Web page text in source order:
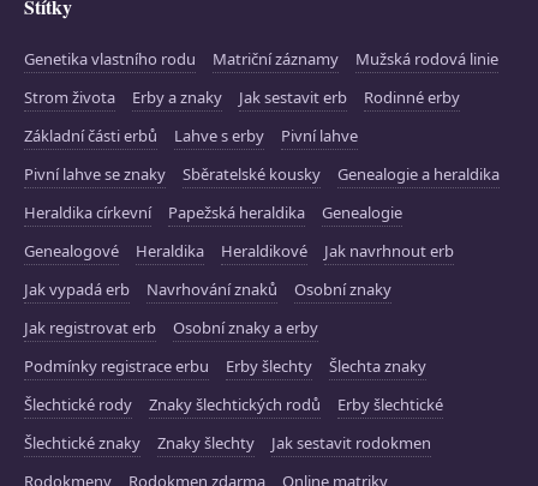
Štítky
Genetika vlastního rodu Matriční záznamy
Mužská rodová linie
Strom života
Erby a znaky Jak sestavit erb
Rodinné erby
Základní části erbů
Lahve s erby
Pivní lahve
Pivní lahve se znaky
Sběratelské kousky
Genealogie a heraldika
Heraldika církevní
Papežská heraldika
Genealogie
Genealogové
Heraldika Heraldikové
Jak navrhnout erb
Jak vypadá erb
Navrhování znaků
Osobní znaky
Jak registrovat erb
Osobní znaky a erby
Podmínky registrace erbu
Erby šlechty
Šlechta znaky
Šlechtické rody
Znaky šlechtických rodů
Erby šlechtické
Šlechtické znaky
Znaky šlechty
Jak sestavit rodokmen
Rodokmeny
Rodokmen zdarma Online matriky